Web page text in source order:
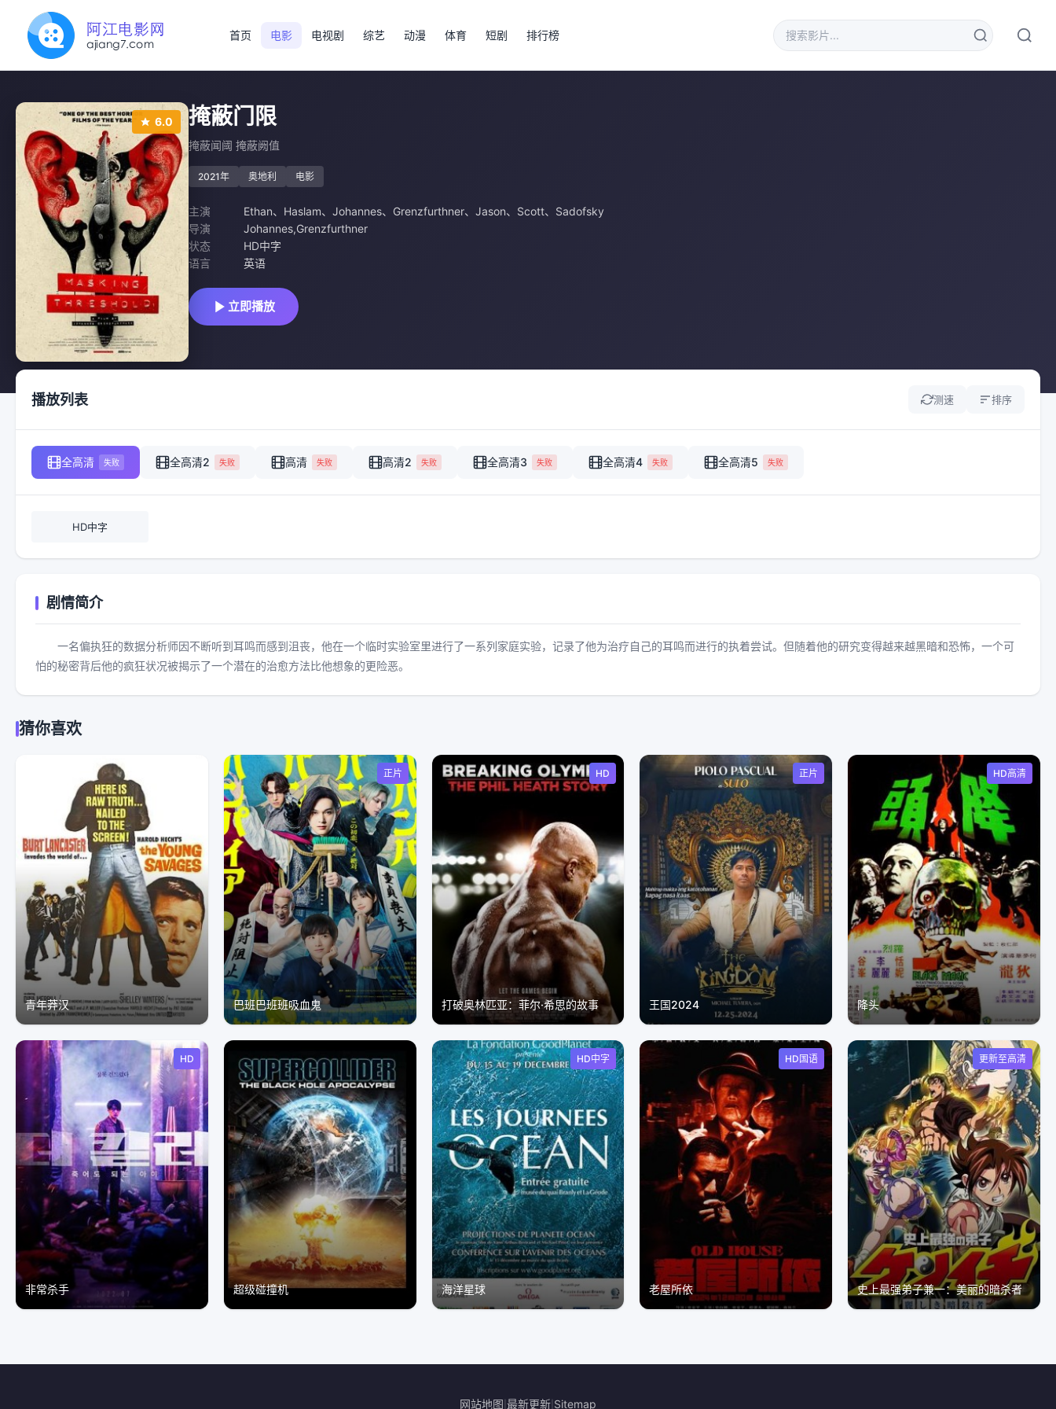
首页 电影 电视剧 综艺 动漫 体育 短剧 排行榜
6.0 掩蔽门限
掩蔽闻阈 掩蔽阙值
2021年 奥地利 电影
主演 Ethan、 Haslam、 Johannes、 Grenzfurthner、 Jason、 Scott、 Sadofsky
导演
Johannes,Grenzfurthner
状态
HD中字
语言
英语
立即播放
播放列表 测速 排序
全高清 失败 全高清2 失败 高清 失败 高清2 失败 全高清3 失败 全高清4 失败 全高清5 失败
HD中字
剧情简介
一名偏执狂的数据分析师因不断听到耳鸣而感到沮丧，他在一个临时实验室里进行了一系列家庭实验，记录了他为治疗自己的耳鸣而进行的执着尝试。但随着他的研究变得越来越黑暗和恐怖，一个可
怕的秘密背后他的疯狂状况被揭示了一个潜在的治愈方法比他想象的更险恶。
猜你喜欢
青年莽汉
正片
巴班巴班班吸血鬼
HD
打破奥林匹亚：菲尔·希思的故事
正片
王国2024
HD高清
降头
HD
非常杀手 超级碰撞机
HD中字
海洋星球
HD国语
老屋所依
更新至高清
史上最强弟子兼一：美丽的暗杀者
网站地图 最新更新 Sitemap